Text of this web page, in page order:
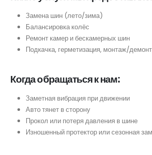
Замена шин (лето/зима)
Балансировка колёс
Ремонт камер и бескамерных шин
Подкачка, герметизация, монтаж/
Когда обращаться к нам:
Заметная вибрация при движении
Авто тянет в сторону
Прокол или потеря давления в шине
Изношенный протектор или сезонная